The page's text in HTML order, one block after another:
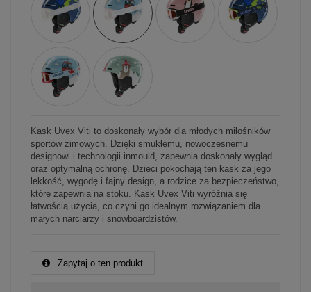
Kask Uvex Viti to doskonały wybór dla młodych miłośników
sportów zimowych. Dzięki smukłemu, nowoczesnemu
designowi i technologii inmould, zapewnia doskonały wygląd
oraz optymalną ochronę. Dzieci pokochają ten kask za jego
lekkość, wygodę i fajny design, a rodzice za bezpieczeństwo,
które zapewnia na stoku. Kask Uvex Viti wyróżnia się
łatwością użycia, co czyni go idealnym rozwiązaniem dla
małych narciarzy i snowboardzistów.
Zapytaj o ten produkt